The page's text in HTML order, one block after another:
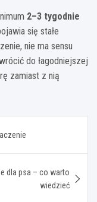
2–3 tygodnie
się stałe
nie ma sensu
do łagodniejszej
zamiast z nią
dla psa – co warto
wiedzieć